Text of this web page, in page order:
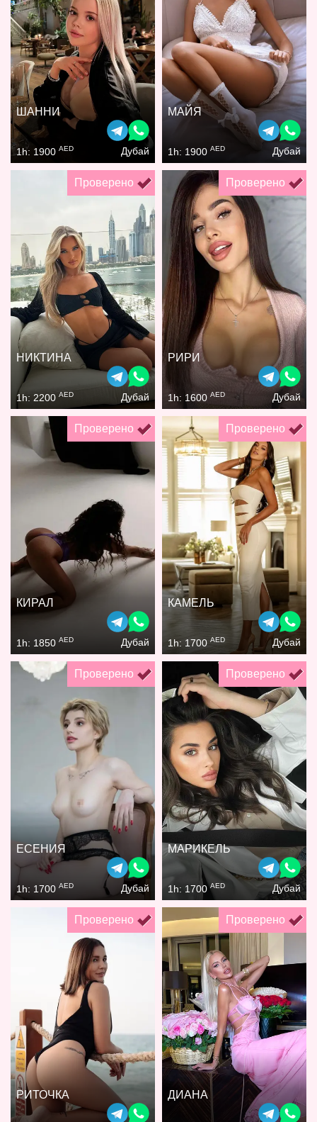
ШАННИ
1h: 1900 AED Дубай
МАЙЯ
1h: 1900 AED Дубай
Проверено
НИКТИНА
1h: 2200 AED Дубай
Проверено
РИРИ
1h: 1600 AED Дубай
Проверено
КИРАЛ
1h: 1850 AED Дубай
Проверено
КАМЕЛЬ
1h: 1700 AED Дубай
Проверено
ЕСЕНИЯ
1h: 1700 AED Дубай
Проверено
МАРИКЕЛЬ
1h: 1700AED Дубай
Проверено
РИТОЧКА
Проверено
ДИАНА